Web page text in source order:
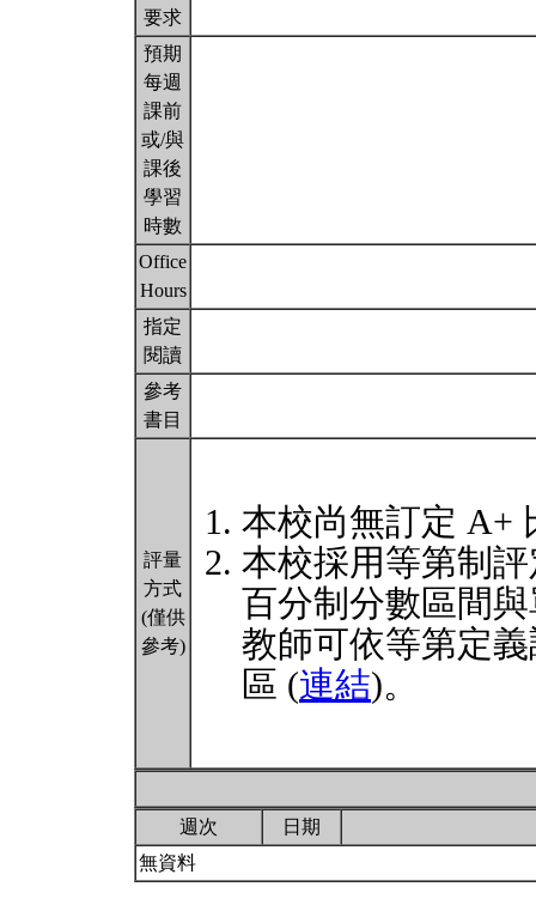
要求
預期
每週
課前
或/與
課後
學習
時數
Office
Hours
指定
閱讀
參考
書目
評量
方式
(僅供
參考)
本校尚無訂定 A+
本校採用等第制
百分制分數區間
教師可依等第定
區 (連結)。
週次
日期
無資料